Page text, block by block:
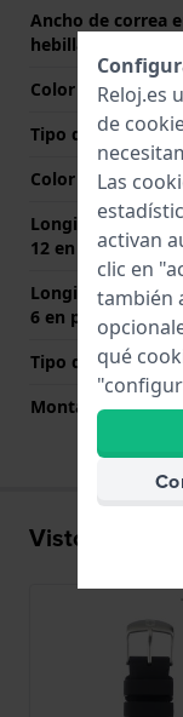
Ancho de correa
hebilla
Color de correa
Tipo de cierre
Color del cierre
Longitud de la
12 en punto (mm)
Longitud de la
6 en punto (mm)
Tipo de montaje
Montaje Recto
Visto
Reloj.es
de
Las
activan
clic en
también
qué